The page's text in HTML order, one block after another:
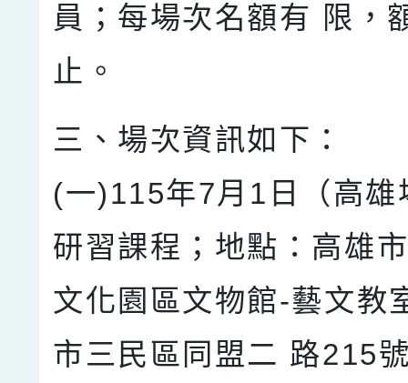
員；每場次名額有 限，
止。
三、場次資訊如下：
(一)115年7月1日（高雄
研習課程；地點：高雄
文化園區文物館-藝文教
市三民區同盟二 路215